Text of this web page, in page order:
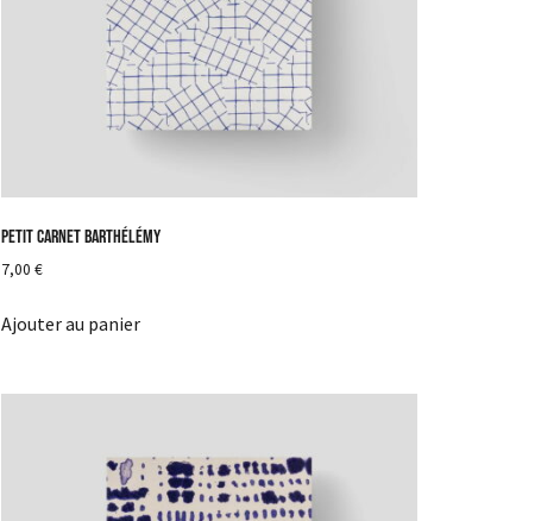
Petit carnet Barthélémy
7,00 €
Ajouter au panier